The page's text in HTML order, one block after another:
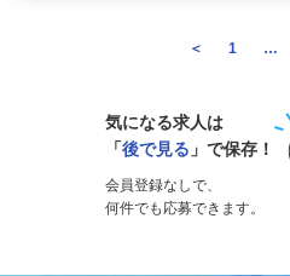
＜ 1 …
気になる求人は
「後で見る 」で保存！
会員登録なしで、
何件でも応募できます。